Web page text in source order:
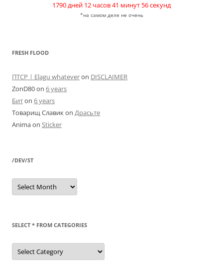
1790 дней 12 часов 41 минут 56 секунд
*на самом деле не очень
FRESH FLOOD
ПТСР | Elagu whateveron DISCLAIMER
ZonD80on 6 years
Битon 6 years
Товарищ Славикon Драсьте
Animaon Sticker
/DEV/ST
/dev/st
SELECT * FROM CATEGORIES
SELECT